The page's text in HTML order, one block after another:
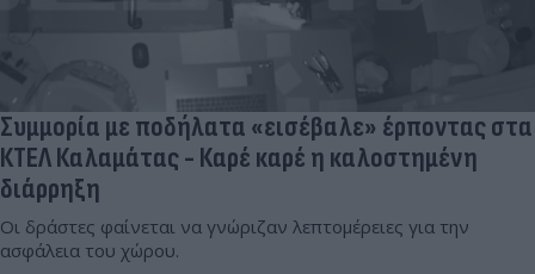
Συμμορία με ποδήλατα «εισέβαλε» έρποντας στα
ΚΤΕΛ Καλαμάτας - Καρέ καρέ η καλοστημένη
διάρρηξη
Οι δράστες φαίνεται να γνώριζαν λεπτομέρειες για την
ασφάλεια του χώρου.